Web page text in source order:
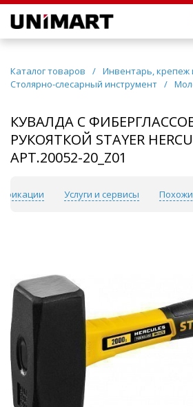
Каталог товаров / Инвентарь, крепеж
Столярно-слесарный инструмент /
КУВАЛДА С
РУКОЯТКОЙ STAYER
АРТ.20052-20_Z01
Услуги и сервисы